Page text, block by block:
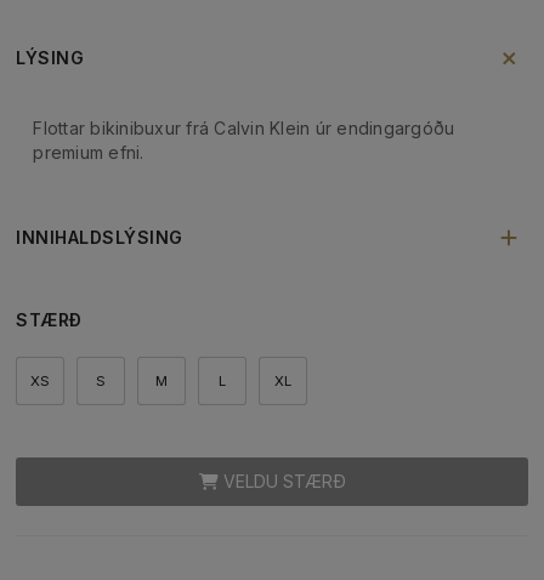
LÝSING
Flottar bikinibuxur frá Calvin Klein úr endingargóðu
premium efni.
INNIHALDSLÝSING
STÆRÐ
XS S M L XL
VELDU STÆRÐ